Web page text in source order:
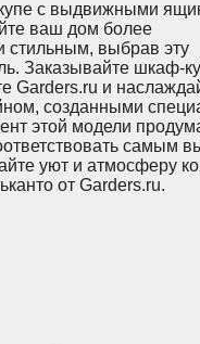
с выдвижными
ваш дом более
стильным, выбрав эту
Заказывайте шкаф-
Garders.ru и
созданными
этой модели
самым
уют и атмосферу
от Garders.ru.